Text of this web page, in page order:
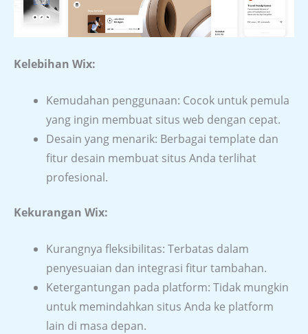
Kelebihan Wix:
Kemudahan penggunaan: Cocok untuk pemula
yang ingin membuat situs web dengan cepat.
Desain yang menarik: Berbagai template dan
fitur desain membuat situs Anda terlihat
profesional.
Kekurangan Wix:
Kurangnya fleksibilitas: Terbatas dalam
penyesuaian dan integrasi fitur tambahan.
Ketergantungan pada platform: Tidak mungkin
untuk memindahkan situs Anda ke platform
lain di masa depan.